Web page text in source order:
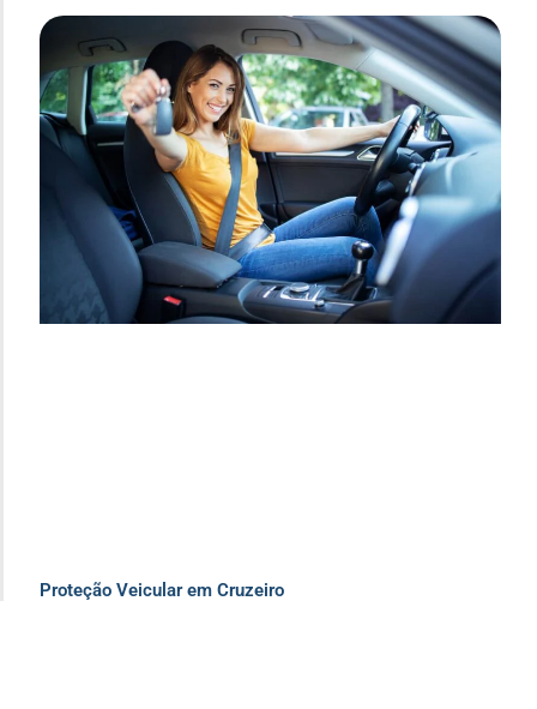
Proteção Veicular em Cruzeiro